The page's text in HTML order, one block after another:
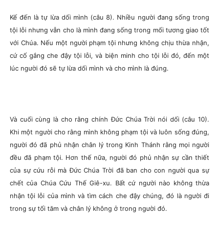
Kế đến là tự lừa dối mình (câu 8). Nhiều người đang sống trong
tội lỗi nhưng vẫn cho là mình đang sống trong mối tương giao tốt
với Chúa. Nếu một người phạm tội nhưng không chịu thừa nhận,
cứ cố gắng che đậy tội lỗi, và biện minh cho tội lỗi đó, đến một
lúc người đó sẽ tự lừa dối mình và cho mình là đúng.
Và cuối cùng là cho rằng chính Đức Chúa Trời nói dối (câu 10).
Khi một người cho rằng mình không phạm tội và luôn sống đúng,
người đó đã phủ nhận chân lý trong Kinh Thánh rằng mọi người
đều đã phạm tội. Hơn thế nữa, người đó phủ nhận sự cần thiết
của sự cứu rỗi mà Đức Chúa Trời đã ban cho con người qua sự
chết của Chúa Cứu Thế Giê-xu. Bất cứ người nào không thừa
nhận tội lỗi của mình và tìm cách che đậy chúng, đó là người đi
trong sự tối tăm và chân lý không ở trong người đó.